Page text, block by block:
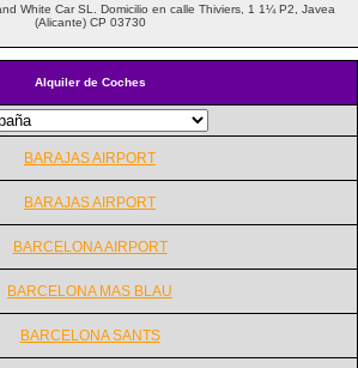
Alquiler de Coches
BARAJAS AIRPORT
BARAJAS AIRPORT
BARCELONA AIRPORT
BARCELONA MAS BLAU
BARCELONA SANTS
White Car SL. Domicilio en calle Thiviers, 1 1¼ P2, Javea
(Alicante) CP 03730